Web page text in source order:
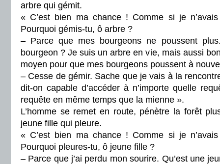
arbre qui gémit.
« C’est bien ma chance ! Comme si je
Pourquoi gémis-tu, ô arbre ?
– Parce que mes bourgeons ne poussent
bourgeon ? Je suis un arbre en vie, mais aussi
moyen pour que mes bourgeons poussent à
– Cesse de gémir. Sache que je vais à la
dit-on capable d’accéder à n’importe quelle
requête en même temps que la mienne ».
L’homme se remet en route, pénètre la forêt
jeune fille qui pleure.
« C’est bien ma chance ! Comme si je
Pourquoi pleures-tu, ô jeune fille ?
– Parce que j’ai perdu mon sourire. Qu’est une